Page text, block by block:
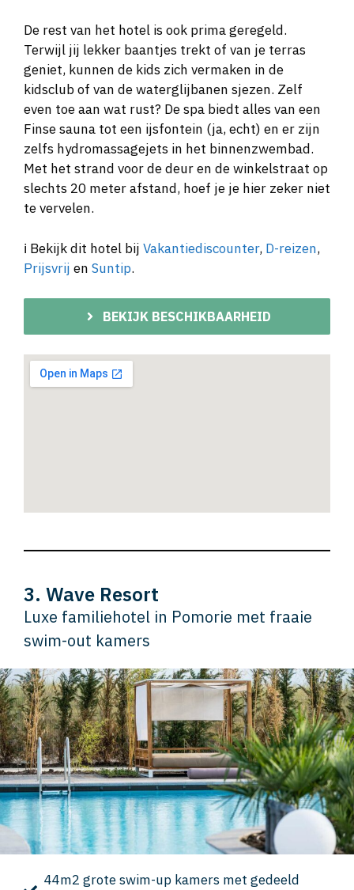
De rest van het hotel is ook prima geregeld.
Terwijl jij lekker baantjes trekt of van je terras
geniet, kunnen de kids zich vermaken in de
kidsclub of van de waterglijbanen sjezen. Zelf
even toe aan wat rust? De spa biedt alles van een
Finse sauna tot een ijsfontein (ja, echt) en er zijn
zelfs hydromassagejets in het binnenzwembad.
Met het strand voor de deur en de winkelstraat op
slechts 20 meter afstand, hoef je je hier zeker niet
te vervelen.
ℹ️ Bekijk dit hotel bij Vakantiediscounter, D-reizen,
Prijsvrij en Suntip.
BEKIJK BESCHIKBAARHEID
3. Wave Resort
Luxe familiehotel in Pomorie met fraaie
swim-out kamers
44m2 grote swim-up kamers met gedeeld